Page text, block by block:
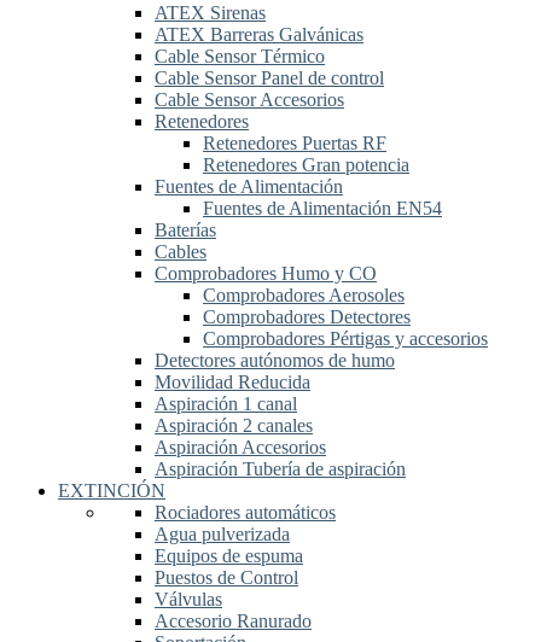
ATEX Sirenas
ATEX Barreras Galvánicas
Cable Sensor Térmico
Cable Sensor Panel de control
Cable Sensor Accesorios
Retenedores
Retenedores Puertas RF
Retenedores Gran potencia
Fuentes de Alimentación
Fuentes de Alimentación EN54
Baterías
Cables
Comprobadores Humo y CO
Comprobadores Aerosoles
Comprobadores Detectores
Comprobadores Pértigas y accesorios
Detectores autónomos de humo
Movilidad Reducida
Aspiración 1 canal
Aspiración 2 canales
Aspiración Accesorios
Aspiración Tubería de aspiración
EXTINCIÓN
Rociadores automáticos
Agua pulverizada
Equipos de espuma
Puestos de Control
Válvulas
Accesorio Ranurado